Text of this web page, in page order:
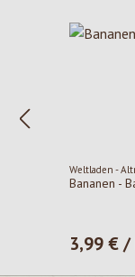
Weltladen -
Bananen -
Regulärer
3,99 € /